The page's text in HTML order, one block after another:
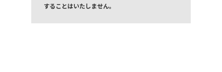
することはいたしません。